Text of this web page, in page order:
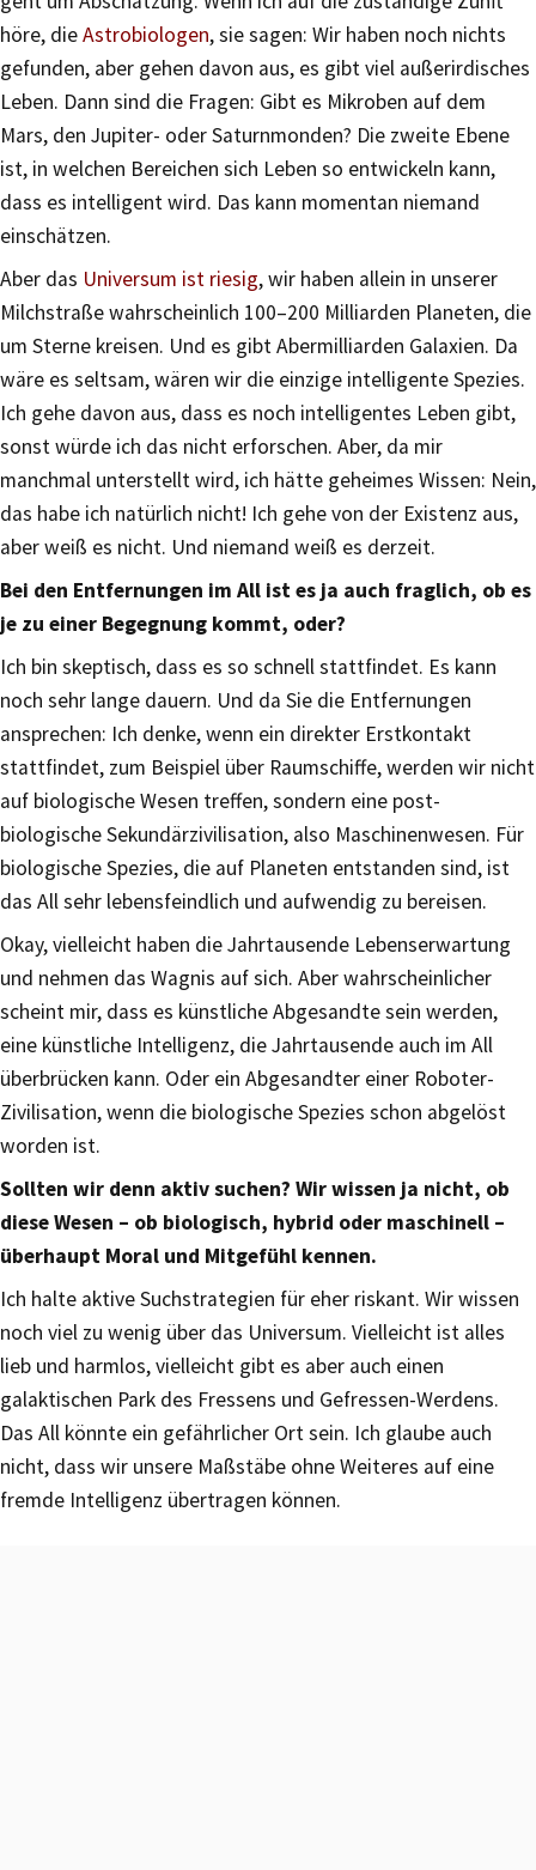
höre, dieAstrobiologen, sie sagen: Wir haben noch nichts
gefunden, aber gehen davon aus, es gibt viel außerirdisches
Leben. Dann sind die Fragen: Gibt es Mikroben auf dem
Mars, den Jupiter- oder Saturnmonden? Die zweite Ebene
ist, in welchen Bereichen sich Leben so entwickeln kann,
dass es intelligent wird. Das kann momentan niemand
einschätzen.
Aber das Universum ist riesig, wir haben allein in unserer
Milchstraße wahrscheinlich 100–200 Milliarden Planeten, die
um Sterne kreisen. Und es gibt Abermilliarden Galaxien. Da
wäre es seltsam, wären wir die einzige intelligente Spezies.
Ich gehe davon aus, dass es noch intelligentes Leben gibt,
sonst würde ich das nicht erforschen. Aber, da mir
manchmal unterstellt wird, ich hätte geheimes Wissen: Nein,
das habe ich natürlich nicht! Ich gehe von der Existenz aus,
aber weiß es nicht. Und niemand weiß es derzeit.
Bei den Entfernungen im All ist es ja auch fraglich, ob es
je zu einer Begegnung kommt, oder?
Ich bin skeptisch, dass es so schnell stattfindet. Es kann
noch sehr lange dauern. Und da Sie die Entfernungen
ansprechen: Ich denke, wenn ein direkter Erstkontakt
stattfindet, zum Beispiel über Raumschiffe, werden wir nicht
auf biologische Wesen treffen, sondern eine post-
biologische Sekundärzivilisation, also Maschinenwesen. Für
biologische Spezies, die auf Planeten entstanden sind, ist
das All sehr lebensfeindlich und aufwendig zu bereisen.
Okay, vielleicht haben die Jahrtausende Lebenserwartung
und nehmen das Wagnis auf sich. Aber wahrscheinlicher
scheint mir, dass es künstliche Abgesandte sein werden,
eine künstliche Intelligenz, die Jahrtausende auch im All
überbrücken kann. Oder ein Abgesandter einer Roboter-
Zivilisation, wenn die biologische Spezies schon abgelöst
worden ist.
Sollten wir denn aktiv suchen? Wir wissen ja nicht, ob
diese Wesen – ob biologisch, hybrid oder maschinell –
überhaupt Moral und Mitgefühl kennen.
Ich halte aktive Suchstrategien für eher riskant. Wir wissen
noch viel zu wenig über das Universum. Vielleicht ist alles
lieb und harmlos, vielleicht gibt es aber auch einen
galaktischen Park des Fressens und Gefressen-Werdens.
Das All könnte ein gefährlicher Ort sein. Ich glaube auch
nicht, dass wir unsere Maßstäbe ohne Weiteres auf eine
fremde Intelligenz übertragen können.